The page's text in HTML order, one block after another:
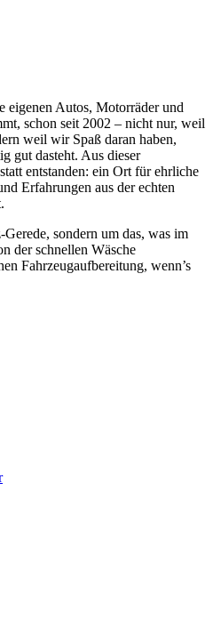
eigenen Autos, Motorräder und
schon seit 2002 – nicht nur, weil
weil wir Spaß daran haben,
gut dasteht. Aus dieser
entstanden: ein Ort für ehrliche
Erfahrungen aus der echten
sondern um das, was im
der schnellen Wäsche
Fahrzeugaufbereitung, wenn’s